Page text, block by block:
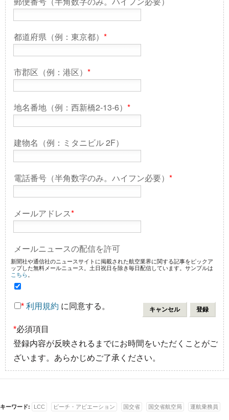
都道府県（例：東京都） *
市郡区（例：港区） *
地名番地（例：西新橋2-13-6） *
建物名（例：ミタニビル 2F）
電話番号（半角数字のみ。ハイフン必要） *
メールアドレス*
メールニュースの配信を許可
新聞社や通信社のニュースサイトに掲載された航空業界に関する記事をピックア
ップした無料メールニュース。土日祝日を除き毎日配信しています。サンプルは
こちら
* 利用規約 に同意する。
*必須項目
登録内容が反映されるまでにお時間をいただくことがご
ざいます。あらかじめご了承ください。
キーワード: LCC ピーチ・アビエーション 国交省 国交省航空局 運航乗務員